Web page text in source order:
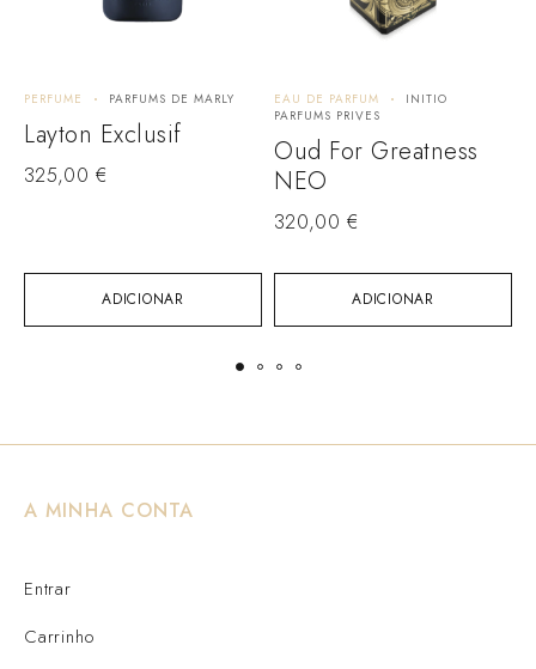
ADICIONAR
PERFUME PARFUMS DE MARLY
Layton Exclusif
325,00 €
ADICIONAR
EAU DE PARFUM
INITIO
PARFUMS PRIVES
Oud For Greatness
NEO
320,00 €
A MINHA CONTA
Entrar
Carrinho